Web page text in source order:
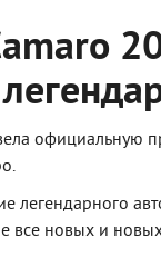
официальную
легендарного
все новых и